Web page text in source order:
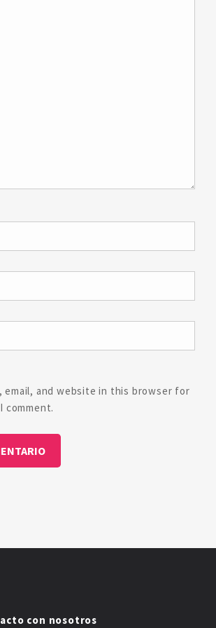
email, and website in this browser for
comment.
con nosotros